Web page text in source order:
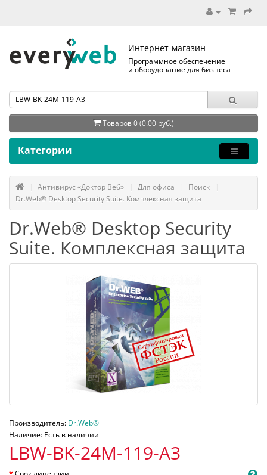
Интернет-магазин
Программное обеспечение
и оборудование для бизнеса
Товаров 0 (0.00 руб.)
Категории
Антивирус «Доктор Веб» Для офиса
Поиск
Dr.Web® Desktop Security Suite. Комплексная защита
Dr.Web® Desktop Security
Suite. Комплексная защита
Производитель: Dr.Web®
Наличие: Есть в наличии
LBW-BK-24M-119-A3